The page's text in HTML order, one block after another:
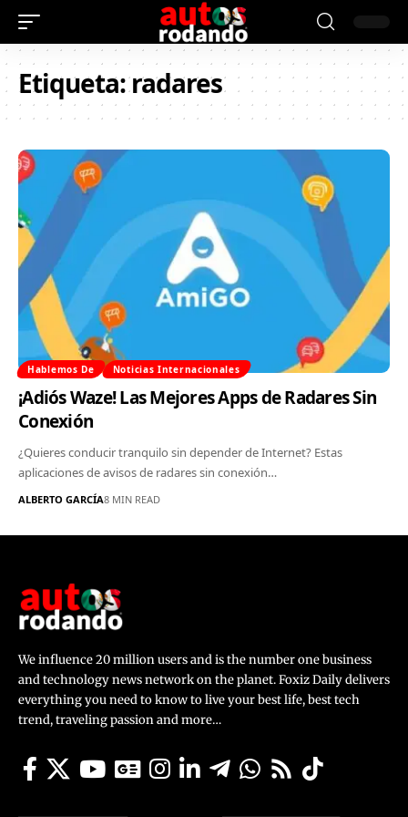
Etiqueta:radares
Hablemos De Noticias Internacionales
¡Adiós Waze! Las Mejores Apps de Radares Sin
Conexión
¿Quieres conducir tranquilo sin depender de Internet? Estas
aplicaciones de avisos de radares sin conexión…
ALBERTO GARCÍA8 MIN READ
We influence 20 million users and is the number one business
and technology news network on the planet. Foxiz Daily delivers
everything you need to know to live your best life, best tech
trend, traveling passion and more…